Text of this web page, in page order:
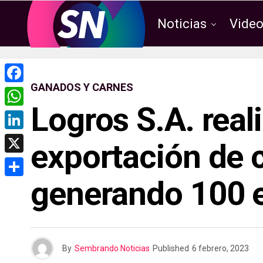
Noticias
GANADOS Y CARNES
Logros S.A.
exportación de
generando 100
By Sembrando Noticias Published 6 febrero, 2023
F
a
c
e
b
W
h
a
L
i
n
X